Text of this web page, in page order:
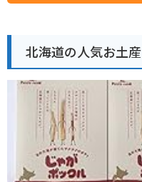
北海道の人気お土産